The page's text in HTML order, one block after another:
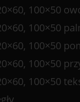
100×50
100×50
100×50
100×50
100×50